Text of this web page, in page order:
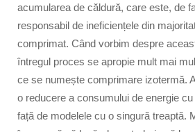
acumularea de căldură, care este, de
responsabil de ineficiențele din
comprimat. Când vorbim despre
întregul proces se apropie mult mai
ce se numește comprimare izotermă.
o reducere a consumului de energie
față de modelele cu o singură treaptă.